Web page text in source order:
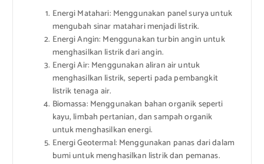
Energi Matahari: Menggunakan panel surya untuk
mengubah sinar matahari menjadi listrik.
Energi Angin: Menggunakan turbin angin untuk
menghasilkan listrik dari angin.
Energi Air: Menggunakan aliran air untuk
menghasilkan listrik, seperti pada pembangkit
listrik tenaga air.
Biomassa: Menggunakan bahan organik seperti
kayu, limbah pertanian, dan sampah organik
untuk menghasilkan energi.
Energi Geotermal: Menggunakan panas dari dalam
bumi untuk menghasilkan listrik dan pemanas.